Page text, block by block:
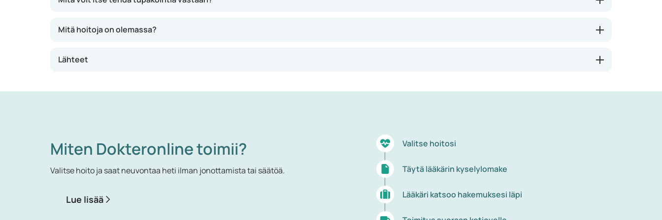
mahdollisuutta sitoutua niihin. Häkä on myös haitallista ympäristölle ja passiivisille tupakoitsijoille.
Mitä hoitoja on olemassa?
Lähteet
Miten Dokteronline toimii?
Valitse hoito ja saat neuvontaa heti ilman jonottamista tai säätöä.
Lue lisää
Valitse hoitosi
Täytä lääkärin kyselylomake
Lääkäri katsoo hakemuksesi läpi